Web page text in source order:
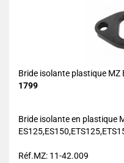
Bride isolante plastique MZ
1799
Bride isolante en plastique
Réf.MZ: 11-42.009